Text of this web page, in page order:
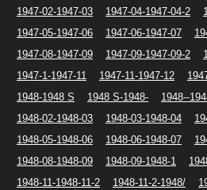
1947-02-1947-03
1947-04-1947-04-2
1947-05-1947-06
1947-06-1947-07
1947-08-1947-09
1947-09-1947-09-2
1947-1-1947-11
1947-11-1947-12
1948-1948 S
1948 S-1948-
1948--
1948-02-1948-03
1948-03-1948-04
1948-05-1948-06
1948-06-1948-07
1948-08-1948-09
1948-09-1948-1
1948-11-1948-11-2
1948-11-2-1948/